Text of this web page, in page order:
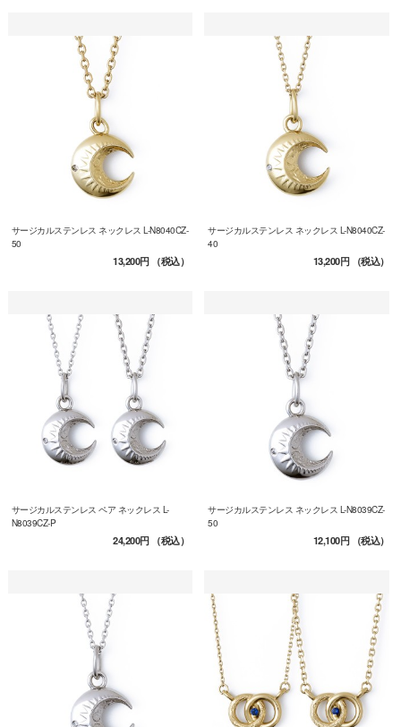
サージカルステンレス ネックレス L-N8040CZ-
50
13,200円（税込）
サージカルステンレス ネックレス L-N8040CZ-
40
13,200円（税込）
サージカルステンレス ペア ネックレス L-
N8039CZ-P
24,200円（税込）
サージカルステンレス ネックレス L-N8039CZ-
50
12,100円（税込）